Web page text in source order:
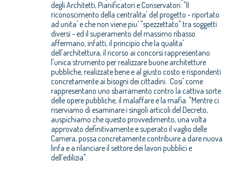
degli Architetti, Pianificatori e Conservatori. "Il
riconoscimento della centralita' del progetto - riportato
ad unita' e che non viene piu' "spezzettato" tra soggetti
diversi - ed il superamento del massimo ribasso
affermano, infatti, il principio che la qualita'
dell'architettura, il ricorso ai concorsi rappresentano
l'unica strumento per realizzare buone architetture
pubbliche, realizzate bene e al giusto costo e rispondenti
concretamente ai bisogni dei cittadini. Cosi' come
rappresentano uno sbarramento contro la cattiva sorte
delle opere pubbliche, il malaffare e la mafia. "Mentre ci
riserviamo di esaminare i singoli articoli del Decreto,
auspichiamo che questo provvedimento, una volta
approvato definitivamente e superato il vaglio delle
Camera, possa concretamente contribuire a dare nuova
linfa e a rilanciare il settore dei lavori pubblici e
dell'edilizia".